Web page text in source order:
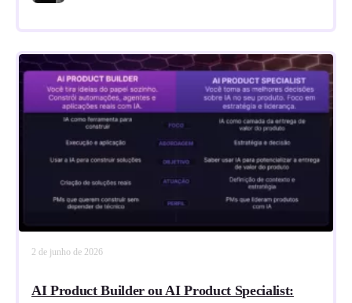
2 de junho de 2026
AI Product Builder ou AI Product Specialist: